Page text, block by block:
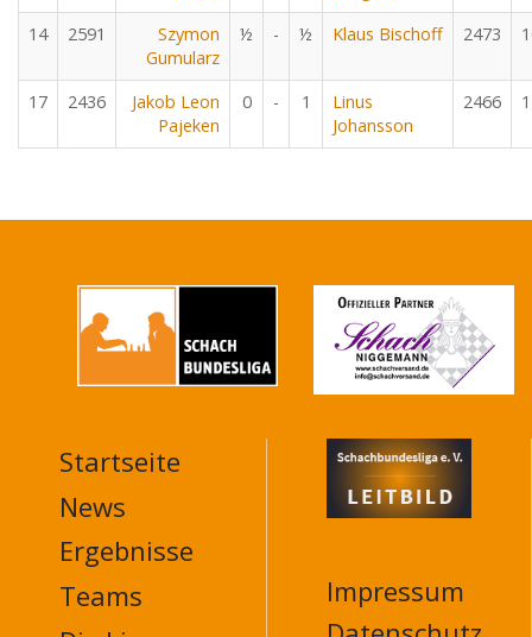
14 2591
Szymon
Gumularz
½ - ½ Klaus Bischoff 2473
17 2436
Jakob Leon
Pajeken
0 - 1
Linus
Johansson
2466
MAIN
NAVIGATION
FOOTER
Startseite
News
Ergebnisse
Teams
Impressum